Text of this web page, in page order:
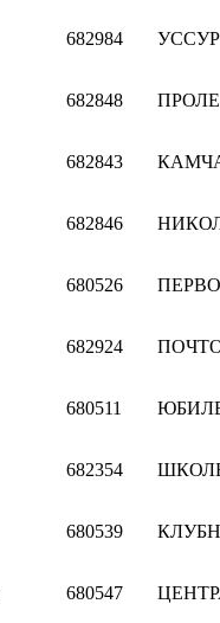
682984
682848
682843
682846
680526
682924
680511
682354
680539
680547